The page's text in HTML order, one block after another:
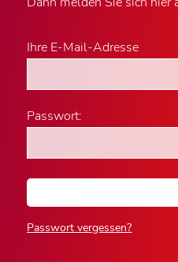
Ihre E-Mail-Adresse
Passwort:
Passwort vergessen?